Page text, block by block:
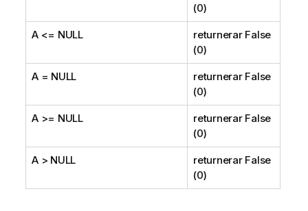
(0)
A <= NULL returnerar False
(0)
A = NULL returnerar False
(0)
A >= NULL returnerar False
(0)
A > NULL returnerar False
(0)